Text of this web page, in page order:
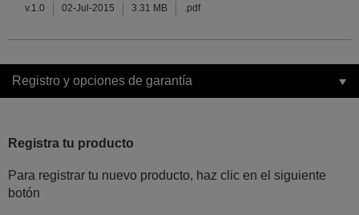
v.1.0 02-Jul-2015 3.31 MB .pdf
Registro y opciones de garantía
Registra tu producto
Para registrar tu nuevo producto, haz clic en el siguiente
botón